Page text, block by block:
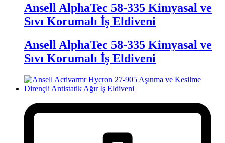
Ansell AlphaTec 58-335 Kimyasal ve
Sıvı Korumalı İş Eldiveni
Ansell AlphaTec 58-335 Kimyasal ve
Sıvı Korumalı İş Eldiveni